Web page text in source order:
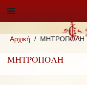
Αρχική ΜΗΤΡΟΠΟΛΗ
ΜΗΤΡΟΠΟΛΗ